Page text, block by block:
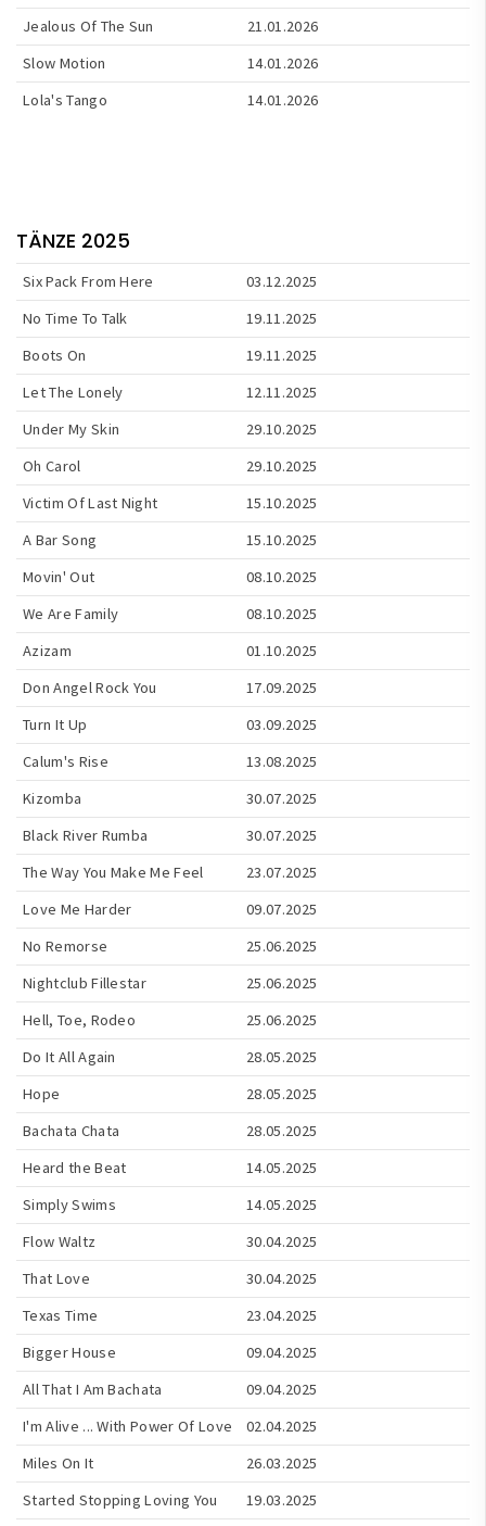
Jealous Of The Sun
21.01.2026
Slow Motion
14.01.2026
Lola's Tango
14.01.2026
TÄNZE 2025
Six Pack From Here
03.12.2025
No Time To Talk
19.11.2025
Boots On
19.11.2025
Let The Lonely
12.11.2025
Under My Skin
29.10.2025
Oh Carol
29.10.2025
Victim Of Last Night
15.10.2025
A Bar Song
15.10.2025
Movin' Out
08.10.2025
We Are Family
08.10.2025
Azizam
01.10.2025
Don Angel Rock You
17.09.2025
Turn It Up
03.09.2025
Calum's Rise
13.08.2025
Kizomba
30.07.2025
Black River Rumba
30.07.2025
The Way You Make Me Feel
23.07.2025
Love Me Harder
09.07.2025
No Remorse
25.06.2025
Nightclub Fillestar
25.06.2025
Hell, Toe, Rodeo
25.06.2025
Do It All Again
28.05.2025
Hope
28.05.2025
Bachata Chata
28.05.2025
Heard the Beat
14.05.2025
Simply Swims
14.05.2025
Flow Waltz
30.04.2025
That Love
30.04.2025
Texas Time
23.04.2025
Bigger House
09.04.2025
All That I Am Bachata
09.04.2025
I'm Alive ... With Power Of Love
02.04.2025
Miles On It
26.03.2025
Started Stopping Loving You
19.03.2025